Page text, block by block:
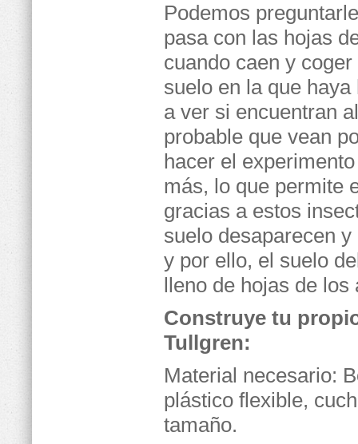
Podemos
pasa con las hojas
cuando caen y
suelo en la que
a ver si encuentran
probable que vean
hacer el
más, lo que permite
gracias a estos
suelo desaparecen
y por ello, el suelo
lleno de hojas de los
Construye tu
Tullgren:
Material necesario:
plástico flexible,
tamaño.